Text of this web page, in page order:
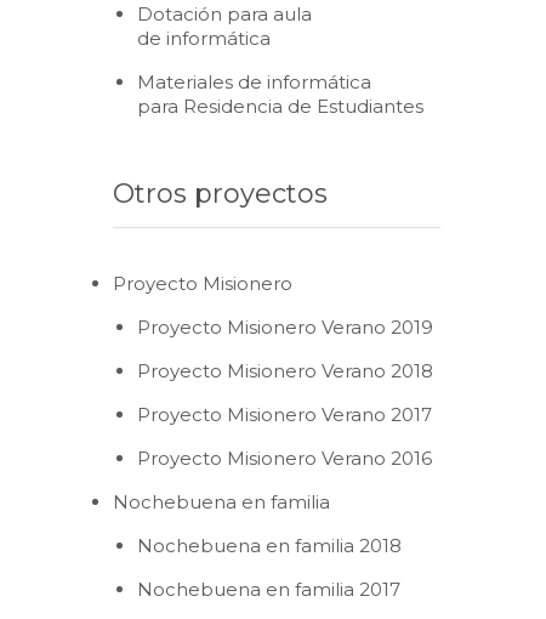
Dotación para aula
de informática
Materiales de informática
para Residencia de Estudiantes
Otros proyectos
Proyecto Misionero
Proyecto Misionero Verano 2019
Proyecto Misionero Verano 2018
Proyecto Misionero Verano 2017
Proyecto Misionero Verano 2016
Nochebuena en familia
Nochebuena en familia 2018
Nochebuena en familia 2017